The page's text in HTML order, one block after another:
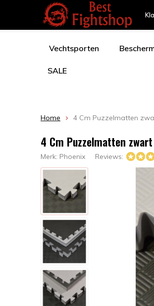
Vechtsporten
SALE
Home 4 Cm Puzzelmatten
4 Cm Puzzelmatten
Merk: Phoenix Reviews: